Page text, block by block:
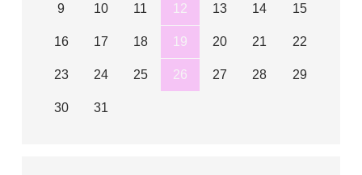
9 10 11 12 13 14 15
16 17 18 19 20 21 22
23 24 25 26 27 28 29
30 31